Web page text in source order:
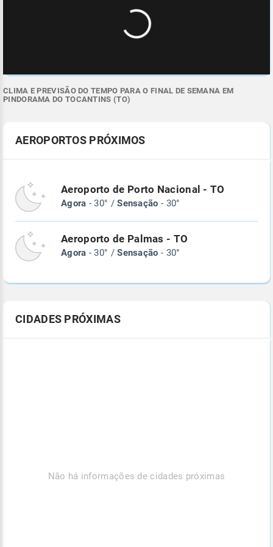
CLIMA E PREVISÃO DO TEMPO PARA O FINAL DE SEMANA EM
PINDORAMA DO TOCANTINS (TO)
AEROPORTOS PRÓXIMOS
Aeroporto de Porto Nacional - TO
Agora - 30° /Sensação - 30°
Aeroporto de Palmas - TO
Agora - 30° /Sensação - 30°
CIDADES PRÓXIMAS
Não há informações de cidades próximas